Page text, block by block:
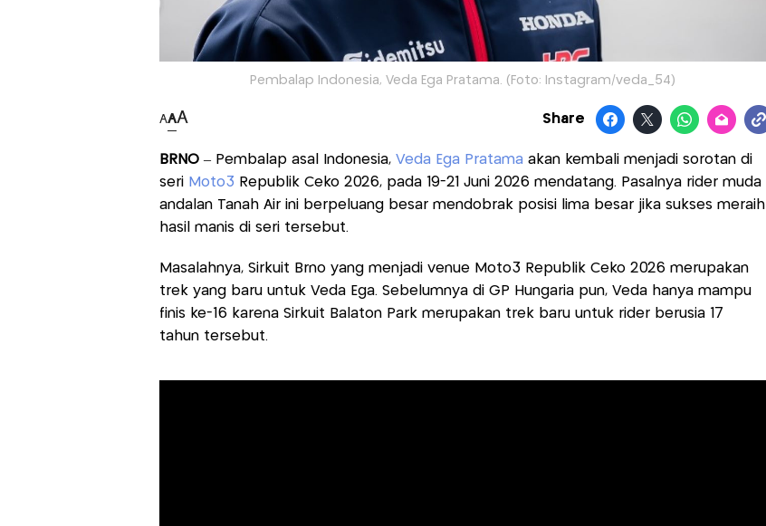
Pembalap Indonesia, Veda Ega Pratama. (Foto: Instagram/veda_54)
AAA Share
BRNO – Pembalap asal Indonesia, Veda Ega Pratama akan kembali menjadi sorotan di
seri Moto3 Republik Ceko 2026, pada 19-21 Juni 2026 mendatang. Pasalnya rider muda
andalan Tanah Air ini berpeluang besar mendobrak posisi lima besar jika sukses meraih
hasil manis di seri tersebut.
Masalahnya, Sirkuit Brno yang menjadi venue Moto3 Republik Ceko 2026 merupakan
trek yang baru untuk Veda Ega. Sebelumnya di GP Hungaria pun, Veda hanya mampu
finis ke-16 karena Sirkuit Balaton Park merupakan trek baru untuk rider berusia 17
tahun tersebut.